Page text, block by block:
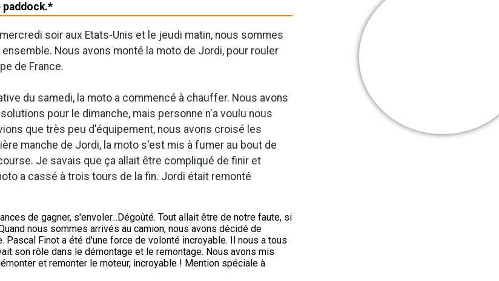
paddock.*
soir aux Etats-Unis et le jeudi matin, nous sommes
Nous avons monté la moto de Jordi, pour rouler
de France.
du samedi, la moto a commencé à chauffer. Nous avons
pour le dimanche, mais personne n'a voulu nous
que très peu d'équipement, nous avons croisé les
manche de Jordi, la moto s'est mis à fumer au bout de
Je savais que ça allait être compliqué de finir et
a cassé à trois tours de la fin. Jordi était remonté
de gagner, s'envoler...Dégoûté. Tout allait être de notre faute, si
nous sommes arrivés au camion, nous avons décidé de
Pascal Finot a été d'une force de volonté incroyable. Il nous a tous
son rôle dans le démontage et le remontage. Nous avons mis
et remonter le moteur, incroyable ! Mention spéciale à